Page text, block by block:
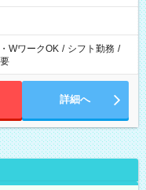
WワークOK / シフト勤務 /
詳細へ